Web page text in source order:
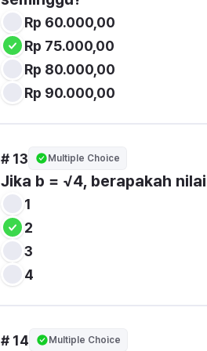
Rp 60.000,00
Rp 75.000,00
Rp 80.000,00
Rp 90.000,00
# 13 Multiple Choice
Jika b = √4, berapakah
1
2
3
4
# 14 Multiple Choice